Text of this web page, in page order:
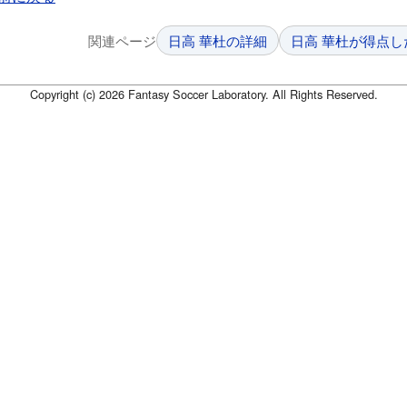
関連ページ 日高 華杜の詳細 日高 華杜が得点
Copyright (c) 2026 Fantasy Soccer Laboratory. All Rights Reserved.